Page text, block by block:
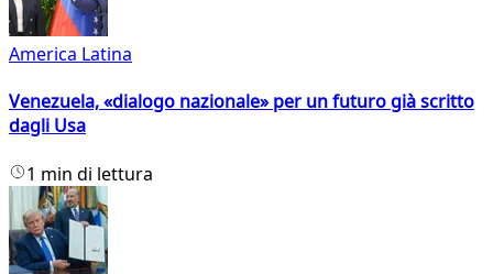
America Latina
Venezuela, «dialogo nazionale» per un futuro già scritto
dagli Usa
1 min di lettura